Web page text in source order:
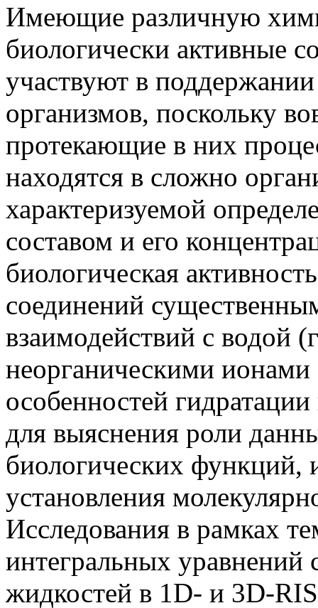
Имеющие различную
биологически активные
участвуют в
организмов, поскольку
протекающие в них
находятся в сложно
характеризуемой
составом и его
биологическая
соединений
взаимодействий с водой
неорганическими
особенностей
для выяснения роли
биологических функций,
установления
Исследования в рамках
интегральных уравнений
жидкостей в 1D- и 3D-